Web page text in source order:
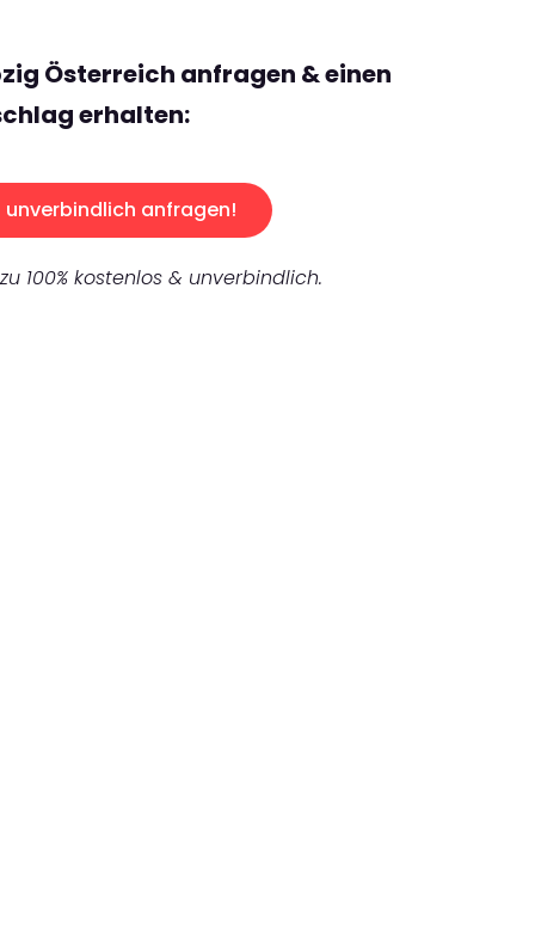
Österreich anfragen & einen
erhalten:
unverbindlich anfragen!
100% kostenlos & unverbindlich.